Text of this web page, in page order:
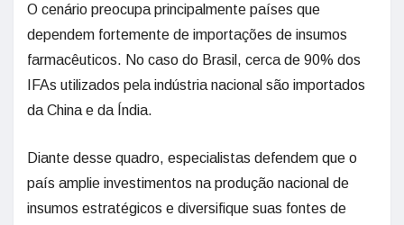
O cenário preocupa principalmente países que
dependem fortemente de importações de insumos
farmacêuticos. No caso do Brasil, cerca de 90% dos
IFAs utilizados pela indústria nacional são importados
da China e da Índia.
Diante desse quadro, especialistas defendem que o
país amplie investimentos na produção nacional de
insumos estratégicos e diversifique suas fontes de